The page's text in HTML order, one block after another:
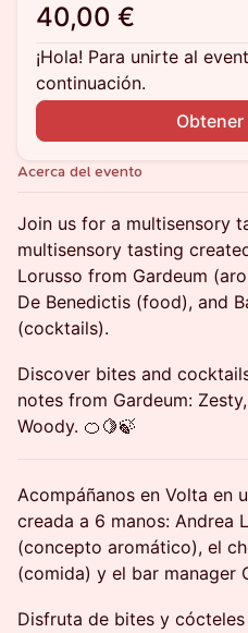
40,00 €
¡Hola! Para unirte al
continuación.
Acerca del evento
Join us for a multisensory
multisensory tasting
Lorusso from Gardeum
De Benedictis (food), and
(cocktails).
Discover bites and
notes from Gardeum:
Woody. 🍊🍋🍃
Acompáñanos en Volta en
creada a 6 manos: Andrea
(concepto aromático), el
(comida) y el bar manager
Disfruta de bites y